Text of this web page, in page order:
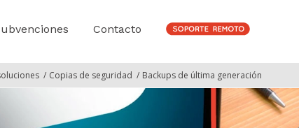
Contacto
/ Copias de seguridad / Backups de última generación